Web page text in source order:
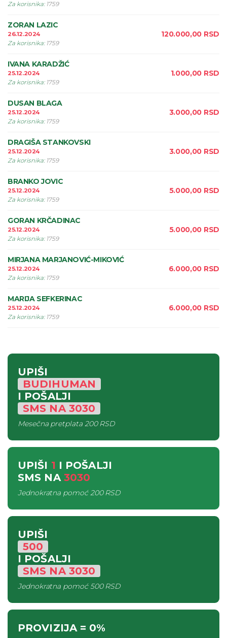
Za korisnika: 1759
ZORAN LAZIC
26.12.2024
Za korisnika: 1759
120.000,00 RSD
IVANA KARADŽIĆ
25.12.2024
Za korisnika: 1759
1.000,00 RSD
DUSAN BLAGA
25.12.2024
Za korisnika: 1759
3.000,00 RSD
DRAGIŠA STANKOVSKI
25.12.2024
Za korisnika: 1759
3.000,00 RSD
BRANKO JOVIC
25.12.2024
Za korisnika: 1759
5.000,00 RSD
GORAN KRČADINAC
25.12.2024
Za korisnika: 1759
5.000,00 RSD
MIRJANA MARJANOVIĆ-MIKOVIĆ
25.12.2024
Za korisnika: 1759
6.000,00 RSD
MARIJA SEFKERINAC
25.12.2024
Za korisnika: 1759
6.000,00 RSD
UPIŠI
BUDIHUMAN
I POŠALJI
SMS NA3030
Mesečna pretplata200 RSD
UPIŠI 1 I POŠALJI
SMS NA 3030
Jednokratna pomoć200 RSD
UPIŠI
500
I POŠALJI
SMS NA3030
Jednokratna pomoć500 RSD
PROVIZIJA= 0%